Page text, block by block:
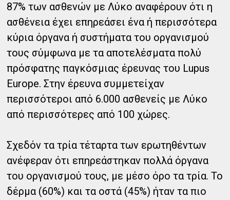
87% των ασθενών με Λύκο αναφέρουν ότι η
ασθένεια έχει επηρεάσει ένα ή περισσότερα
κύρια όργανα ή συστήματα του οργανισμού
τους σύμφωνα με τα αποτελέσματα πολύ
πρόσφατης παγκόσμιας έρευνας του Lupus
Europe. Στην έρευνα συμμετείχαν
περισσότεροι από 6.000 ασθενείς με Λύκο
από περισσότερες από 100 χώρες.
Σχεδόν τα τρία τέταρτα των ερωτηθέντων
ανέφεραν ότι επηρεάστηκαν πολλά όργανα
του οργανισμού τους, με μέσο όρο τα τρία. Το
δέρμα (60%) και τα οστά (45%) ήταν τα πιο